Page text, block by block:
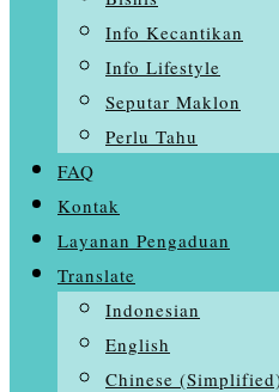
Info Kecantikan
Info Lifestyle
Seputar Maklon
Perlu Tahu
FAQ
Kontak
Layanan Pengaduan
Translate
Indonesian
English
Chinese